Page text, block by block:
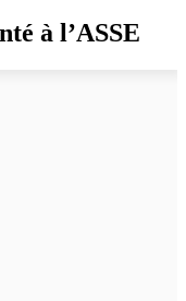
à l’ASSE